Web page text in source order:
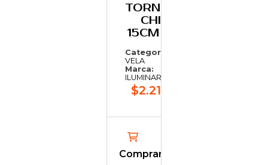
TORNEADA
CHICA
15CM X6 U
Categoría:
VELA
Marca:
ILUMINARTE
$2.211,35
Comprar